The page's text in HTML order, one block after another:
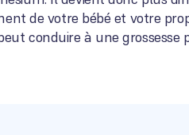
de votre bébé et votre
conduire à une grossesse